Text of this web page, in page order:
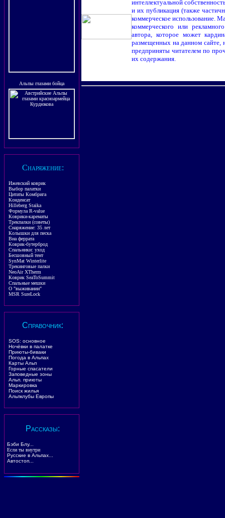
Альпы глазами бойца
Снаряжение:
Ижевский коврик
Выбор палатки
Цитаты Комбрига
Конденсат
Hilleberg Staika
Формула R-value
Коврики-карематы
Трекпалки (советы)
Снаряжение: 35 лет
Колышки для песка
Виа феррата
Коврик-бутерброд
Спальники: уход
Бесшовный тент
SynMat Winterlite
Трекинговые палки
NeoAir XTherm
Коврик SeaToSummit
Спальные мешки
О "выживании"
MSR SureLock
Справочник:
SOS: основное
Ночёвки в палатке
Приюты-биваки
Погода в Альпах
Карты Альп
Горные спасатели
Заповедные зоны
Альп. приюты
Маркировка
Поиск жилья
Альпклубы Европы
Рассказы:
Бэби Блу...
Если ты внутри
Русские в Альпах...
Автостоп...
интеллектуальной
и их публикация (также
коммерческое использование.
коммерческого или
автора, которое может
размещенных на данном сайте,
предприняты читателем по
их содержания.